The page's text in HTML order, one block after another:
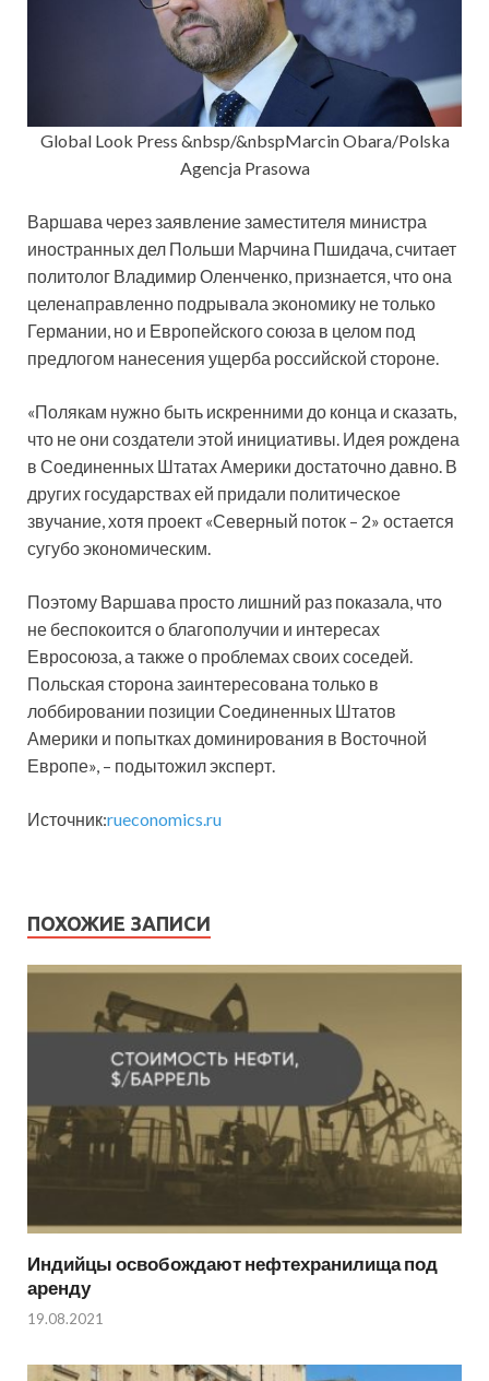
Global Look Press &nbsp/&nbspMarcin Obara/Polska
Agencja Prasowa
Варшава через заявление заместителя министра
иностранных дел Польши Марчина Пшидача, считает
политолог Владимир Оленченко, признается, что она
целенаправленно подрывала экономику не только
Германии, но и Европейского союза в целом под
предлогом нанесения ущерба российской стороне.
«Полякам нужно быть искренними до конца и сказать,
что не они создатели этой инициативы. Идея рождена
в Соединенных Штатах Америки достаточно давно. В
других государствах ей придали политическое
звучание, хотя проект «Северный поток – 2» остается
сугубо экономическим.
Поэтому Варшава просто лишний раз показала, что
не беспокоится о благополучии и интересах
Евросоюза, а также о проблемах своих соседей.
Польская сторона заинтересована только в
лоббировании позиции Соединенных Штатов
Америки и попытках доминирования в Восточной
Европе», – подытожил эксперт.
Источник:rueconomics.ru
ПОХОЖИЕ ЗАПИСИ
Индийцы освобождают нефтехранилища под
аренду
19.08.2021